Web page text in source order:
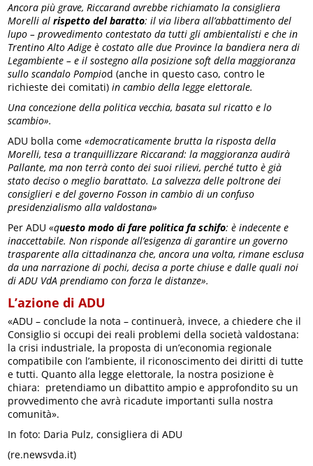
Ancora più grave, Riccarand avrebbe richiamato la consigliera
Morelli alrispetto del baratto: il via libera all’abbattimento del
lupo – provvedimento contestato da tutti gli ambientalisti e che in
Trentino Alto Adige è costato alle due Province la bandiera nera di
Legambiente – e il sostegno alla posizione soft della maggioranza
sullo scandalo Pompiod (anche in questo caso, contro le
richieste dei comitati)in cambio della legge elettorale.
Una concezione della politica vecchia, basata sul ricatto e lo
scambio».
ADU bolla come«democraticamente brutta la risposta della
Morelli, tesa a tranquillizzare Riccarand: la maggioranza audirà
Pallante, ma non terrà conto dei suoi rilievi, perché tutto è già
stato deciso o meglio barattato. La salvezza delle poltrone dei
consiglieri e del governo Fosson in cambio di un confuso
presidenzialismo alla valdostana»
Per ADU«questo modo di fare politica fa schifo: è indecente e
inaccettabile. Non risponde all’esigenza di garantire un governo
trasparente alla cittadinanza che, ancora una volta, rimane esclusa
da una narrazione di pochi, decisa a porte chiuse e dalle quali noi
di ADU VdA prendiamo con forza le distanze».
L’azione di ADU
«ADU – conclude la nota – continuerà, invece, a chiedere che il
Consiglio si occupi dei reali problemi della società valdostana:
la crisi industriale, la proposta di un’economia regionale
compatibile con l’ambiente, il riconoscimento dei diritti di tutte
e tutti. Quanto alla legge elettorale, la nostra posizione è
chiara: pretendiamo un dibattito ampio e approfondito su un
provvedimento che avrà ricadute importanti sulla nostra
comunità».
In foto: Daria Pulz, consigliera di ADU
(re.newsvda.it)